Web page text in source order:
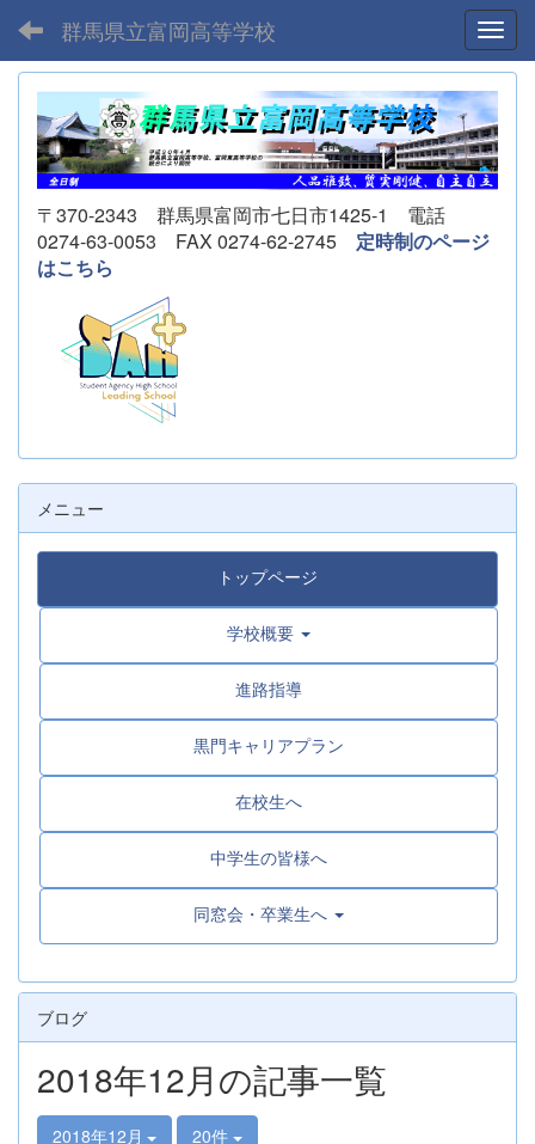
群馬県立富岡高等学校
〒370-2343 群馬県富岡市七日市1425-1 電話
0274-63-0053 FAX 0274-62-2745 定時制のページ
はこちら
メニュー
トップページ
学校概要
進路指導
黒門キャリアプラン
在校生へ
中学生の皆様へ
同窓会・卒業生へ
ブログ
2018年12月の記事一覧
2018年12月 20件